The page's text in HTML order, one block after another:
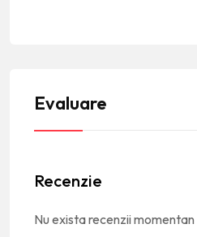
Evaluare
Recenzie
Nu exista recenzii momentan